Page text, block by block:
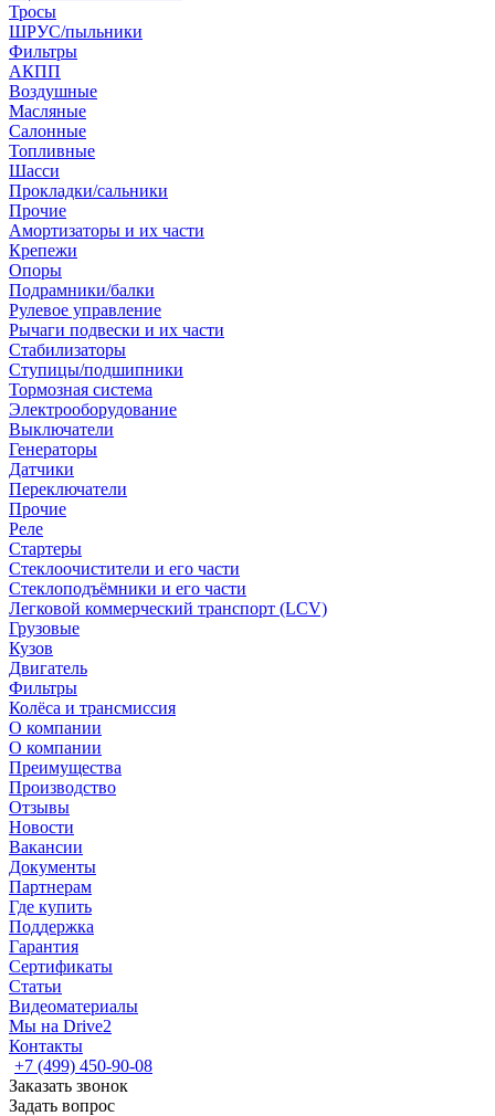
Тросы
ШРУС/пыльники
Фильтры
АКПП
Воздушные
Масляные
Салонные
Топливные
Шасси
Прокладки/сальники
Прочие
Амортизаторы и их части
Крепежи
Опоры
Подрамники/балки
Рулевое управление
Рычаги подвески и их части
Стабилизаторы
Ступицы/подшипники
Тормозная система
Электрооборудование
Выключатели
Генераторы
Датчики
Переключатели
Прочие
Реле
Стартеры
Стеклоочистители и его части
Стеклоподъёмники и его части
Легковой коммерческий транспорт (LCV)
Грузовые
Кузов
Двигатель
Фильтры
Колёса и трансмиссия
О компании
О компании
Преимущества
Производство
Отзывы
Новости
Вакансии
Документы
Партнерам
Где купить
Поддержка
Гарантия
Сертификаты
Статьи
Видеоматериалы
Мы на Drive2
Контакты
+7 (499) 450-90-08
Заказать звонок
Задать вопрос